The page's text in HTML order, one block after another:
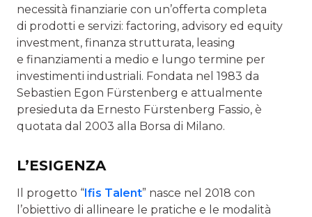
necessità finanziarie con un’offerta completa
di prodotti e servizi: factoring, advisory ed equity
investment, finanza strutturata, leasing
e finanziamenti a medio e lungo termine per
investimenti industriali. Fondata nel 1983 da
Sebastien Egon Fürstenberg e attualmente
presieduta da Ernesto Fürstenberg Fassio, è
quotata dal 2003 alla Borsa di Milano.
L’ESIGENZA
Il progetto “Ifis Talent” nasce nel 2018 con
l’obiettivo di allineare le pratiche e le modalità